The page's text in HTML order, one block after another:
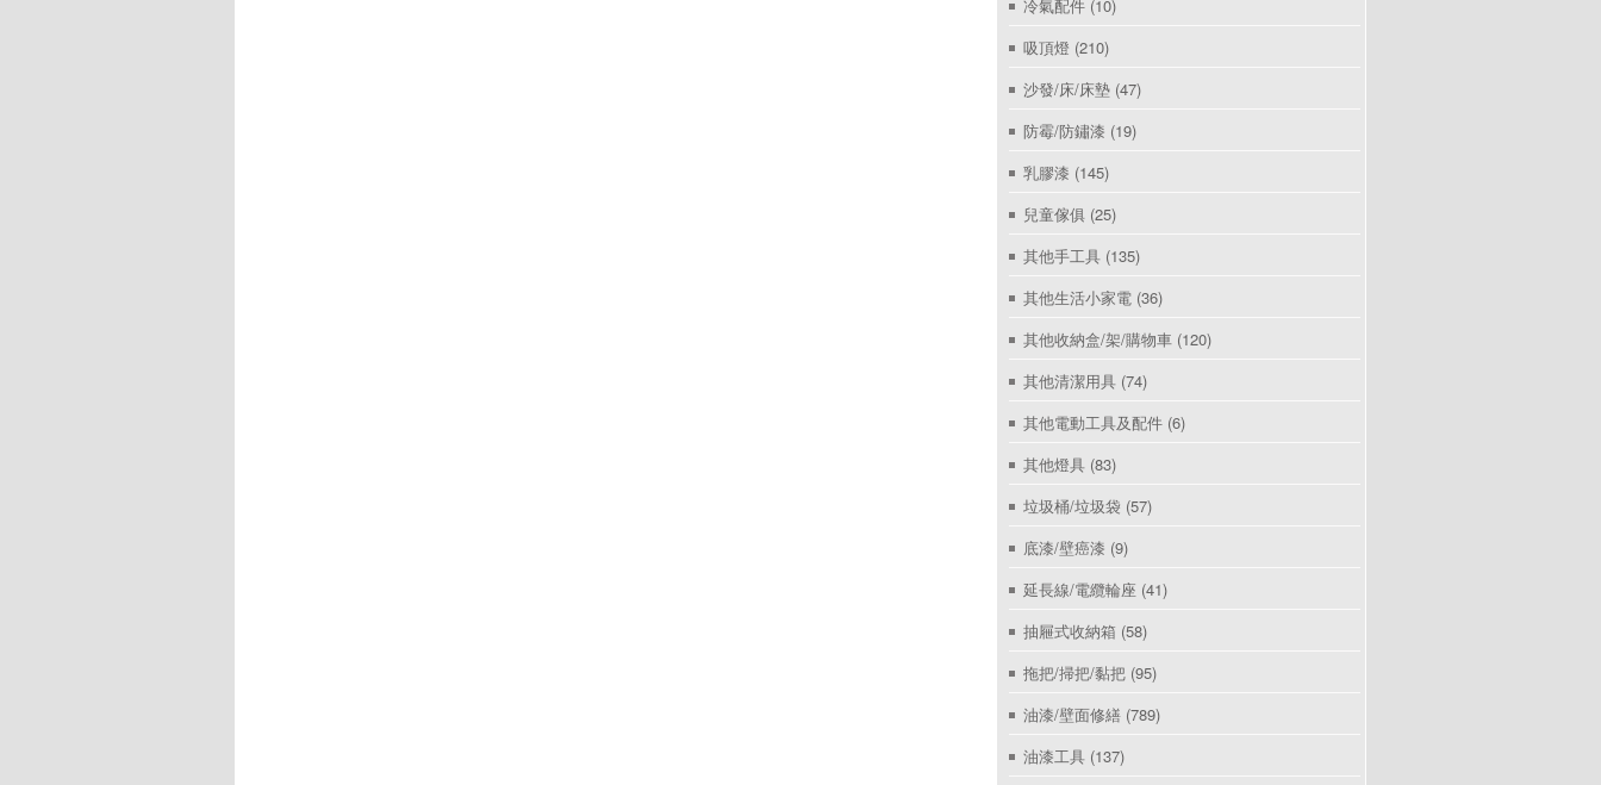
冷氣配件 (10)
吸頂燈 (210)
沙發/床/床墊 (47)
防霉/防鏽漆 (19)
乳膠漆 (145)
兒童傢俱 (25)
其他手工具 (135)
其他生活小家電 (36)
其他收納盒/架/購物車 (120)
其他清潔用具 (74)
其他電動工具及配件 (6)
其他燈具 (83)
垃圾桶/垃圾袋 (57)
底漆/壁癌漆 (9)
延長線/電纜輪座 (41)
抽屜式收納箱 (58)
拖把/掃把/黏把 (95)
油漆/壁面修繕 (789)
油漆工具 (137)